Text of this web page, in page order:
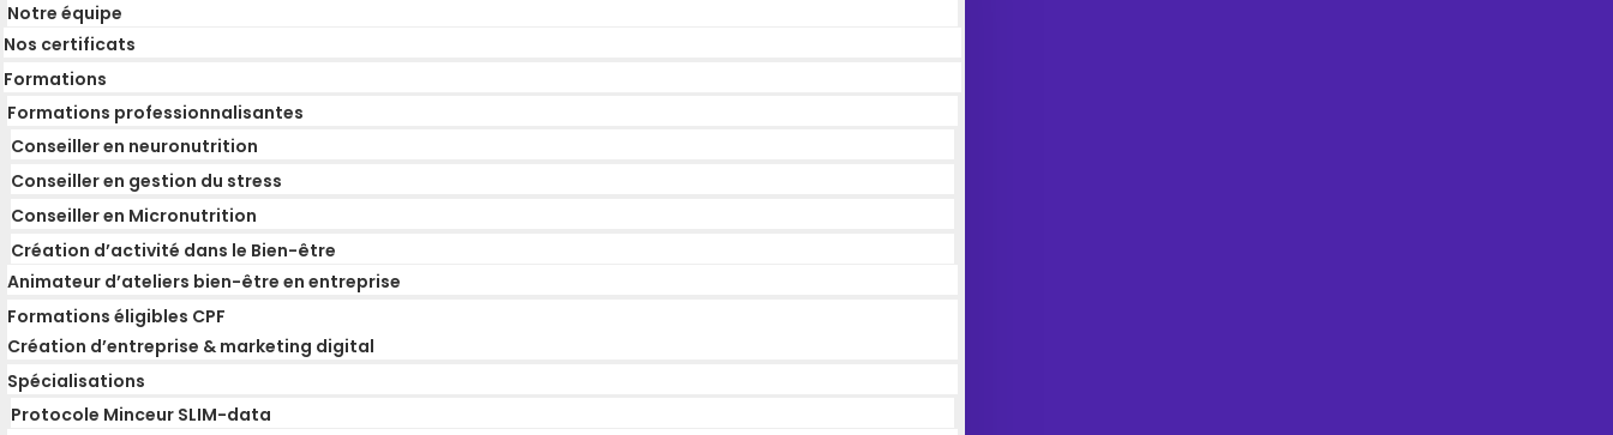
Notre équipe
Nos certificats
Formations
Formations professionnalisantes
Conseiller en neuronutrition
Conseiller en gestion du stress
Conseiller en Micronutrition
Création d’activité dans le Bien-être
Animateur d’ateliers bien-être en entreprise
Formations éligibles CPF
Création d’entreprise & marketing digital
Spécialisations
Protocole Minceur SLIM-data